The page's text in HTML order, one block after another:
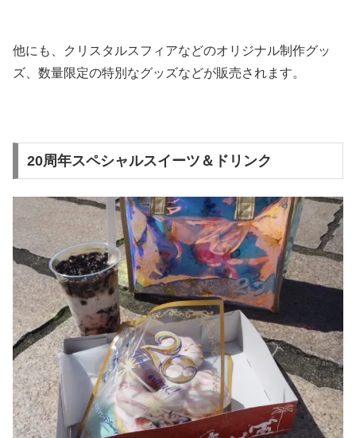
他にも、クリスタルスフィアなどのオリジナル制作グッ
ズ、数量限定の特別なグッズなどが販売されます。
20周年スペシャルスイーツ＆ドリンク